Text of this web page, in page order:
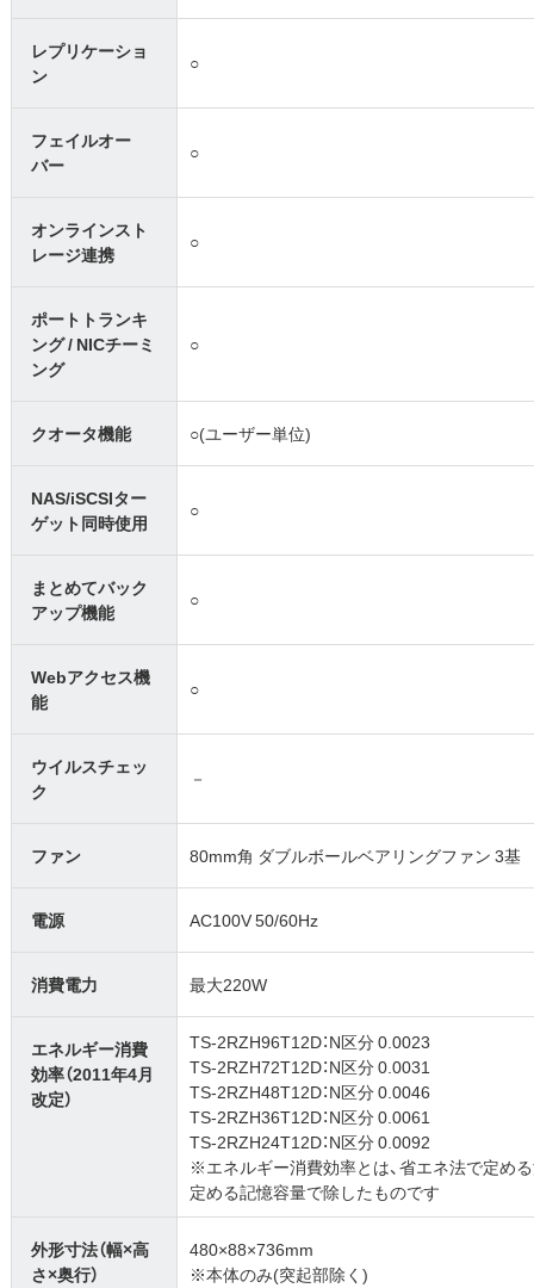
レプリケーショ
ン
○
フェイルオー
バー
○
オンラインスト
レージ連携
○
ポートトランキ
ング / NICチーミ
ング
○
クオータ機能 ○(ユーザー単位)
NAS/iSCSIター
ゲット同時使用
○
まとめてバック
アップ機能
○
Webアクセス機
能
○
ウイルスチェッ
ク
－
ファン 80mm角 ダブルボールベアリングファン 3基
電源 AC100V 50/60Hz
消費電力 最大220W
エネルギー消費
効率（2011年4月
改定）
TS-2RZH96T12D：N区分 0.0023
TS-2RZH72T12D：N区分 0.0031
TS-2RZH48T12D：N区分 0.0046
TS-2RZH36T12D：N区分 0.0061
TS-2RZH24T12D：N区分 0.0092
※エネルギー消費効率とは、省エネ法で定め
定める記憶容量で除したものです
外形寸法（幅×高
さ×奥行）
480×88×736mm
※本体のみ(突起部除く)